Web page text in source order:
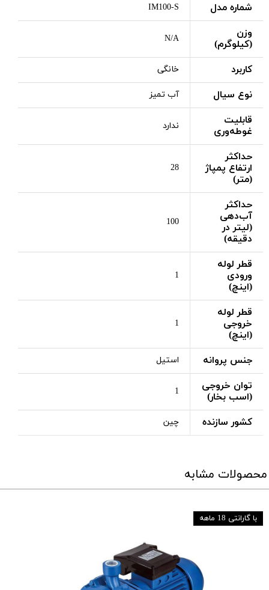
شماره مدل IM100-S
وزن
(کیلوگرم)
N/A
کاربرد خانگی
نوع سیال آب تمیز
قابلیت
غوطه‌وری
ندارد
حداکثر
ارتفاع پمپاژ
(متر)
28
حداکثر
آب‌دهی
(لیتر در
دقیقه)
100
قطر لوله
ورودی
(اینچ)
1
قطر لوله
خروجی
(اینچ)
1
جنس پروانه استیل
توان خروجی
(اسب بخار)
1
کشور سازنده چین
محصولات مشابه
با گارانتی 18 ماهه